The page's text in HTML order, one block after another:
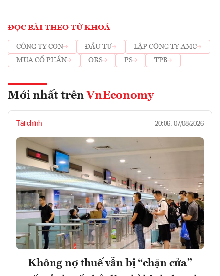
ĐỌC BÀI THEO TỪ KHOÁ
CÔNG TY CON ĐẦU TƯ
LẬP CÔNG TY AMC
MUA CỔ PHẦN
ORS PS TPB
Mới nhất trên VnEconomy
Tài chính 20:06, 07/08/2026
Không nợ thuế vẫn bị “chặn cửa”